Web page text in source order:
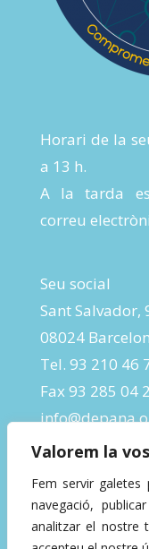
Valorem la
Fem servir
navegació,
analitzar el nostre
Horari de la
a 13 h.
A la tarda
correu
Seu social
Sant Salvador,
08024
Tel. 93 210 46
Fax 93 285 04